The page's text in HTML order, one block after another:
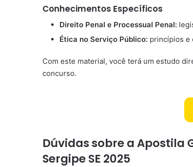
Conhecimentos Específicos
Direito Penal e Processual Penal:
Ética no Serviço Público: princípios e
Com este material, você terá um estudo
concurso.
Dúvidas sobre a Apostila
Sergipe SE 2025